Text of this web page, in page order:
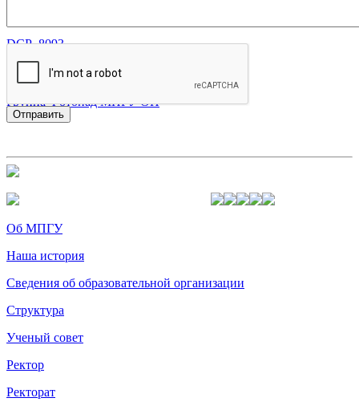
DCP_8093
DCP_8096
Группа Фотопад МПГУ ОП
Об МПГУ
Наша история
Сведения об образовательной организации
Структура
Ученый совет
Ректор
Ректорат